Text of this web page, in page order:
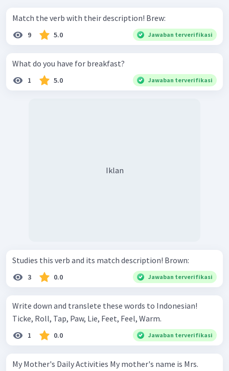
Match the verb with their description! Brew:
9 5.0 Jawaban terverifikasi
What do you have for breakfast?
1 5.0 Jawaban terverifikasi
Iklan
Studies this verb and its match description! Brown:
3 0.0 Jawaban terverifikasi
Write down and translete these words to Indonesian!
Ticke, Roll, Tap, Paw, Lie, Feet, Feel, Warm.
1 0.0 Jawaban terverifikasi
My Mother's Daily Activities My mother's name is Mrs.